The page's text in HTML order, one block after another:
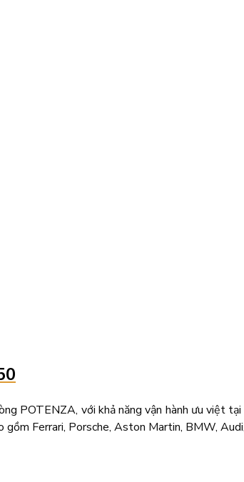
POTENZA, với khả năng vận hành ưu việt
Ferrari, Porsche, Aston Martin, BMW,